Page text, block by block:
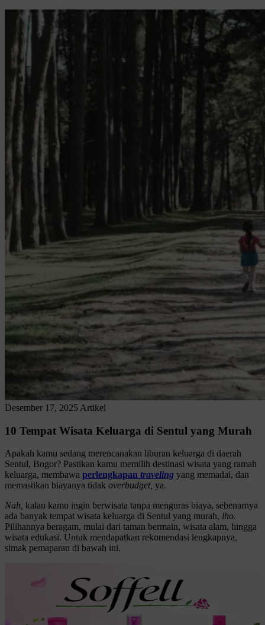
Desember 17, 2025 Artikel
10 Tempat Wisata Keluarga di Sentul yang Murah
Apakah kamu sedang merencanakan liburan keluarga di daerah
Sentul, Bogor? Pastikan kamu memilih destinasi wisata yang ramah
keluarga, membawa perlengkapan traveling yang memadai, dan
memastikan biayanya tidak overbudget, ya.
Nah, kalau kamu ingin berwisata tanpa menguras biaya, sebenarnya
ada banyak tempat wisata keluarga di Sentul yang murah, lho.
Pilihannya beragam, mulai dari taman bermain, wisata alam, hingga
wisata edukasi. Untuk mendapatkan rekomendasi lengkapnya,
simak pemaparan di bawah ini.